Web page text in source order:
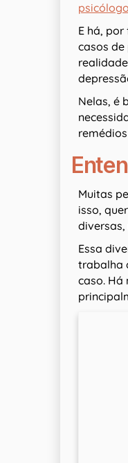
psicólogo
E há,
casos
Nelas, é
Muitas
isso,
Essa
trabalha
caso.